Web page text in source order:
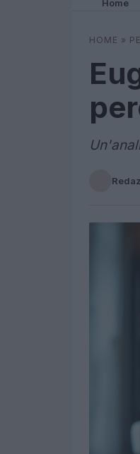
Home
HOME »